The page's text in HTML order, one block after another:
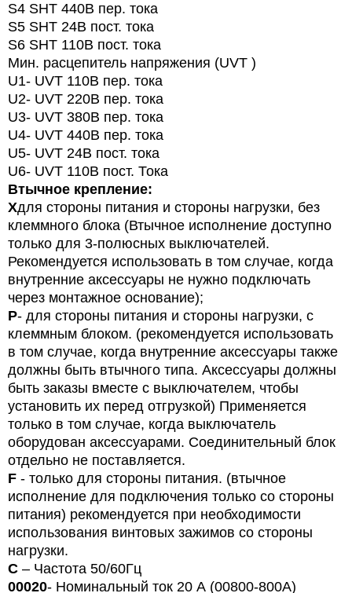
S4 SHT 440В пер. тока
S5 SHT 24В пост. тока
S6 SHT 110В пост. тока
Мин. расцепитель напряжения (UVT )
U1- UVT 110В пер. тока
U2- UVT 220В пер. тока
U3- UVT 380В пер. тока
U4- UVT 440В пер. тока
U5- UVT 24В пост. тока
U6- UVT 110В пост. Тока
Втычное крепление:
Xдля стороны питания и стороны нагрузки, без
клеммного блока (Втычное исполнение доступно
только для 3-полюсных выключателей.
Рекомендуется использовать в том случае, когда
внутренние аксессуары не нужно подключать
через монтажное основание);
P- для стороны питания и стороны нагрузки, с
клеммным блоком. (рекомендуется использовать
в том случае, когда внутренние аксессуары также
должны быть втычного типа. Аксессуары должны
быть заказы вместе с выключателем, чтобы
установить их перед отгрузкой) Применяется
только в том случае, когда выключатель
оборудован аксессуарами. Соединительный блок
отдельно не поставляется.
F - только для стороны питания. (втычное
исполнение для подключения только со стороны
питания) рекомендуется при необходимости
использования винтовых зажимов со стороны
нагрузки.
С – Частота 50/60Гц
00020- Номинальный ток 20 А (00800-800A)